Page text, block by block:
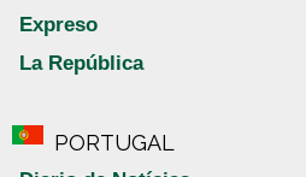
Expreso
La República
PORTUGAL